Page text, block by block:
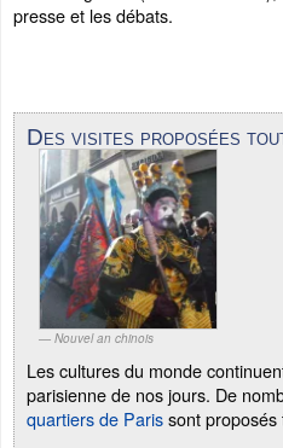
presse et les débats.
Des visites proposées
Nouvel an chinois
Les cultures du monde
parisienne de nos jours. De
quartiers de Parissont proposés